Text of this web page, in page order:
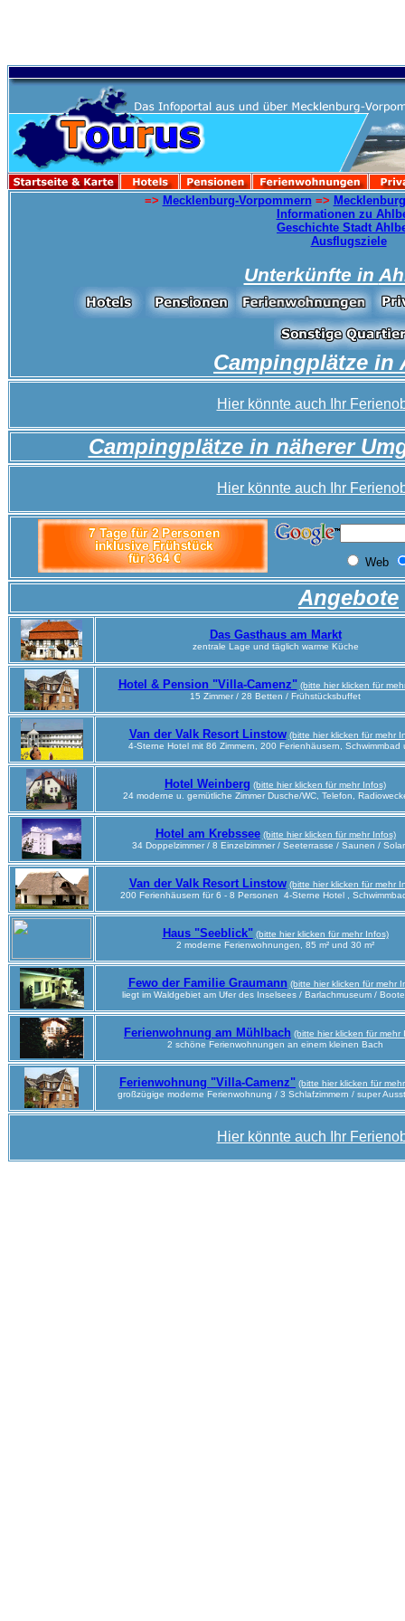
=> Mecklenburg-Vorpommern =>
Informationen zu
Geschichte Stadt
Ausflugsziele
Unterkünfte in
Campingplätze in
Hier könnte auch Ihr
Campingplätze in näherer
Hier könnte auch Ihr
Angebote
Das Gasthaus am Markt
zentrale Lage und täglich warme Küche
Hotel & Pension "Villa-Camenz" (bitte hier klicken für
15 Zimmer / 28 Betten / Frühstücksbuffet
Van der Valk Resort Linstow (bitte hier klicken für mehr
4-Sterne Hotel mit 86 Zimmern, 200 Ferienhäusern, Schwimmbad
Hotel Weinberg (bitte hier klicken für mehr Infos)
24 moderne u. gemütliche Zimmer Dusche/WC, Telefon,
Hotel am Krebssee (bitte hier klicken für mehr Infos)
34 Doppelzimmer / 8 Einzelzimmer / Seeterrasse / Saunen /
Van der Valk Resort Linstow (bitte hier klicken für mehr
200 Ferienhäusern für 6 - 8 Personen 4-Sterne Hotel ,
Haus "Seeblick" (bitte hier klicken für mehr Infos)
2 moderne Ferienwohnungen, 85 m² und 30 m²
Fewo der Familie Graumann (bitte hier klicken für mehr
liegt im Waldgebiet am Ufer des Inselsees / Barlachmuseum /
Ferienwohnung am Mühlbach (bitte hier klicken für mehr
2 schöne Ferienwohnungen an einem kleinen Bach
Ferienwohnung "Villa-Camenz" (bitte hier klicken für
großzügige moderne Ferienwohnung / 3 Schlafzimmern / super
Hier könnte auch Ihr